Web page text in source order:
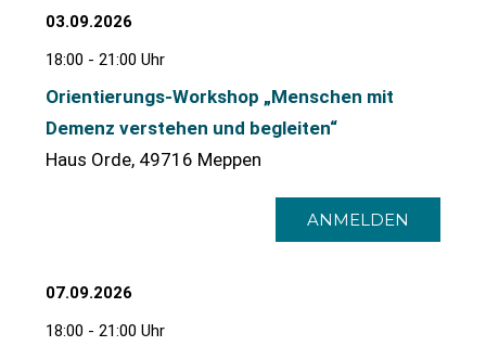
03.09.2026
18:00 - 21:00 Uhr
Orientierungs-Workshop „Menschen mit
Demenz verstehen und begleiten“
Haus Orde, 49716 Meppen
ANMELDEN
07.09.2026
18:00 - 21:00 Uhr